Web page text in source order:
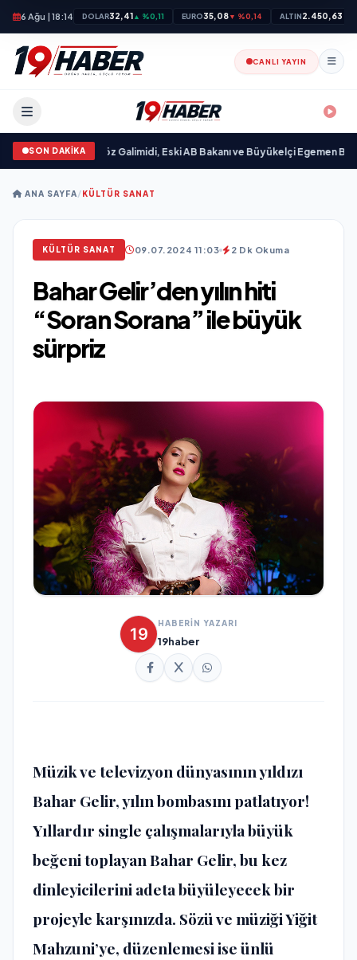
6 Ağu | 18:14 DOLAR32,41▲ %0,11 EURO35,08▼ %0,14 ALTIN2.450,63
CANLI YAYIN
SON DAKİKA
Ali Emre Açıkgöz Galimidi, Eski AB Bakanı ve Büyükelçi Egemen Bağış
ANA SAYFA/KÜLTÜR SANAT
KÜLTÜR SANAT 09.07.2024 11:03 2 Dk Okuma
Bahar Gelir’den yılın hiti
“Soran Sorana” ile büyük
sürpriz
HABERİN YAZARI
19haber
Müzik ve televizyon dünyasının yıldızı
Bahar Gelir, yılın bombasını patlatıyor!
Yıllardır single çalışmalarıyla büyük
beğeni toplayan Bahar Gelir, bu kez
dinleyicilerini adeta büyüleyecek bir
projeyle karşınızda. Sözü ve müziği Yiğit
Mahzuni’ye, düzenlemesi ise ünlü